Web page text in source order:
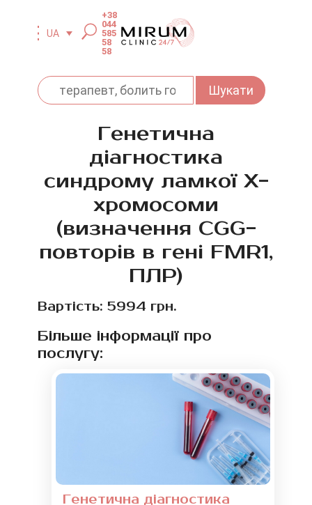
UA
+38
044
585
58
58
Генетична
діагностика
синдрому ламкої Х-
хромосоми
(визначення CGG-
повторів в гені FMR1,
ПЛР)
Вартість: 5994 грн.
Більше інформації про
послугу:
Генетична діагностика